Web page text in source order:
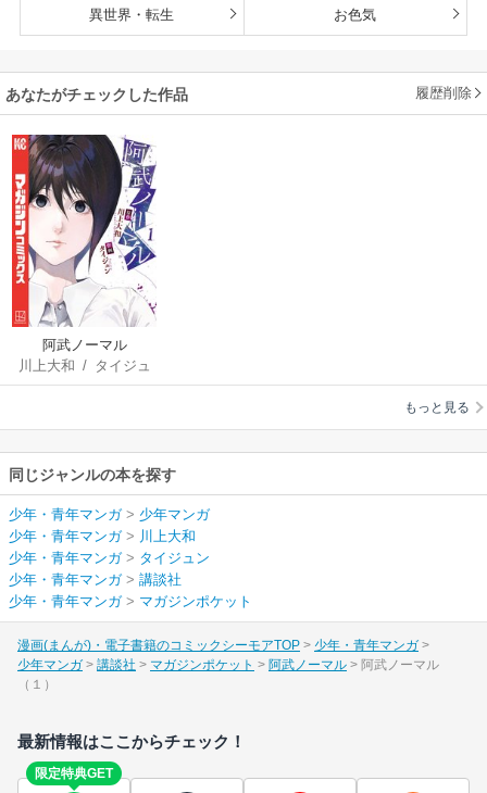
異世界・転生 お色気
あなたがチェックした作品 履歴削除
阿武ノーマル
川上大和 / タイジュ
ン
もっと見る
同じジャンルの本を探す
少年・青年マンガ> 少年マンガ
少年・青年マンガ> 川上大和
少年・青年マンガ> タイジュン
少年・青年マンガ> 講談社
少年・青年マンガ> マガジンポケット
漫画(まんが)・電子書籍のコミックシーモアTOP
少年・青年マンガ
少年マンガ
講談社 マガジンポケット 阿武ノーマル
阿武ノーマル
（１）
最新情報はここからチェック！
限定特典GET